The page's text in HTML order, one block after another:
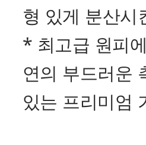
형 있게 분산시
* 최고급 원피
연의 부드러운
있는 프리미엄